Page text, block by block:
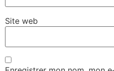
Site web